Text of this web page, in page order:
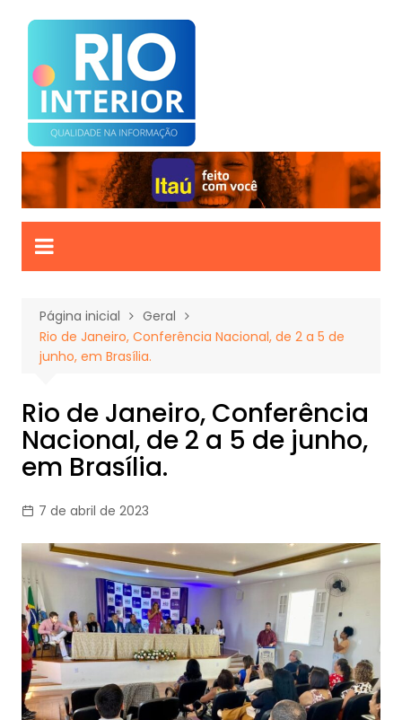
para
conteúdo
Página inicial
Geral
Rio de Janeiro, Conferência Nacional, de 2 a 5 de
junho, em Brasília.
Rio de Janeiro, Conferência
Nacional, de 2 a 5 de junho,
em Brasília.
7 de abril de 2023